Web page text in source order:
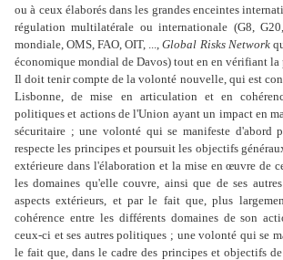
ou à ceux élaborés dans les grandes enceintes
régulation multilatérale ou internationale (G8,
mondiale, OMS, FAO, OIT, ...,Global Risks Network
économique mondial de Davos) tout en en vérifiant la
Il doit tenir compte de la volonté nouvelle, qui est
Lisbonne, de mise en articulation et en
politiques et actions de l'Union ayant un impact en
sécuritaire ; une volonté qui se manifeste d'abord
respecte les principes et poursuit les objectifs
extérieure dans l'élaboration et la mise en œuvre de
les domaines qu'elle couvre, ainsi que de ses
aspects extérieurs, et par le fait que, plus
cohérence entre les différents domaines de son
ceux-ci et ses autres politiques ; une volonté qui se
le fait que, dans le cadre des principes et objectifs